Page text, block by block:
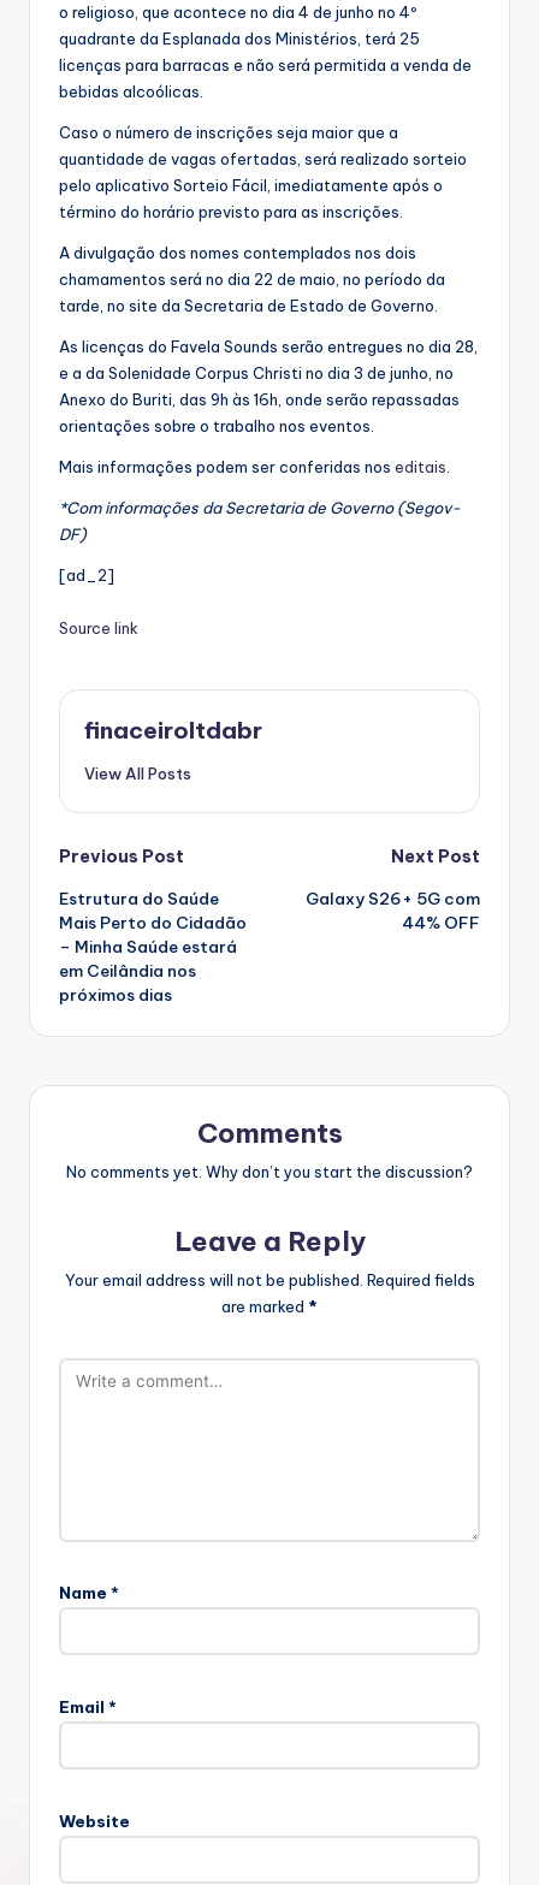
o religioso, que acontece no dia 4 de junho no 4º
quadrante da Esplanada dos Ministérios, terá 25
licenças para barracas e não será permitida a venda de
bebidas alcoólicas.
Caso o número de inscrições seja maior que a
quantidade de vagas ofertadas, será realizado sorteio
pelo aplicativo Sorteio Fácil, imediatamente após o
término do horário previsto para as inscrições.
A divulgação dos nomes contemplados nos dois
chamamentos será no dia 22 de maio, no período da
tarde, no site da Secretaria de Estado de Governo.
As licenças do Favela Sounds serão entregues no dia 28,
e a da Solenidade Corpus Christi no dia 3 de junho, no
Anexo do Buriti, das 9h às 16h, onde serão repassadas
orientações sobre o trabalho nos eventos.
Mais informações podem ser conferidas nos editais
*Com informações da Secretaria de Governo (Segov-
DF)
[ad_2]
Source link
finaceiroltdabr
View All Posts
Post
navigation
Previous Post
Estrutura do Saúde
Mais Perto do Cidadão
– Minha Saúde estará
em Ceilândia nos
próximos dias
Next Post
Galaxy S26+ 5G com
44% OFF
Comments
No comments yet. Why don’t you start the discussion?
Leave a Reply
Your email address will not be published. Required fields
are marked *
Name *
Email *
Website